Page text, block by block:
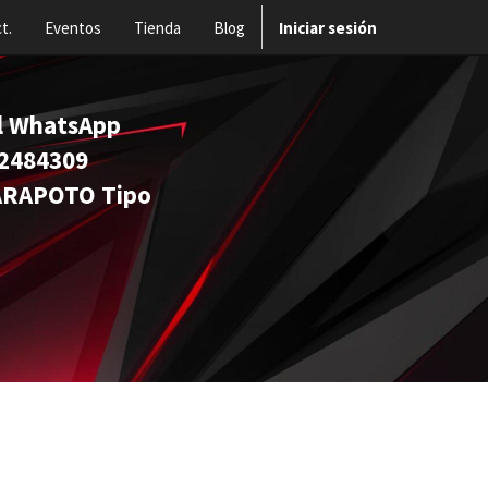
Eventos Tienda Blog Iniciar sesión
WhatsApp
Tipo